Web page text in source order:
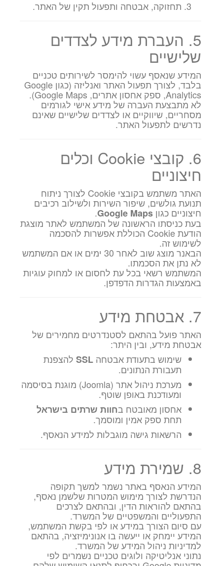
תחזוקה, אבטחה ותפעול תקין של האתר.
5. העברת מידע לצדדים
שלישיים
המידע שנאסף עשוי להימסר לשירותים טכניים
בלבד, לצורך תפעול האתר ואנליזה (כגון Google
Analytics, ספק אחסון אתרים, Google Maps).
לא מתבצעת העברה של מידע אישי לגורמים
מסחריים, שיווקיים או לצדדים שלישיים שאינם
נדרשים לתפעול האתר.
6. קובצי Cookie וכלים
חיצוניים
האתר משתמש בקובצי Cookie לצורך ניתוח
תנועת גולשים, שיפור השירות ולשילוב רכיבים
חיצוניים כגון Google Maps
.
בעת כניסתו הראשונה של המשתמש לאתר מוצגת
הודעת Cookie הכוללת אפשרות להסכמה
לשימוש זה.
הבאנר מוצג שוב לאחר 30 ימים או אם המשתמש
לא נתן את הסכמתו.
המשתמש רשאי בכל עת לחסום או למחוק עוגיות
באמצעות הגדרות הדפדפן.
7. אבטחת מידע
האתר פועל בהתאם לסטנדרטים מחמירים של
אבטחת מידע, ובין היתר:
שימוש בתעודת אבטחה SSL להצפנת
תעבורת הנתונים.
מערכת ניהול אתר (Joomla) מוגנת בסיסמה
ומעודכנת באופן שוטף.
אחסון מאובטח בחוות שרתים בישראל
תחת ספק אמין ומוסמך.
הרשאות גישה מוגבלות למידע הנאסף.
8. שמירת מידע
המידע הנאסף באתר נשמר למשך תקופה
הנדרשת לצורך מימוש המטרות שלשמן נאסף,
בהתאם להוראות הדין, ובהתאם לצרכים
התפעוליים והמשפטיים של המשרד.
עם סיום הצורך במידע או לפי בקשת המשתמש,
המידע יימחק או ייעשה בו אנונימיזציה, בהתאם
למדיניות ניהול המידע של המשרד.
נתוני אנליטיקה ולוגים טכניים נשמרים לפי